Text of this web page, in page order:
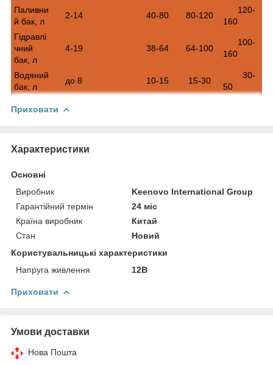
Паливни
й бак, л
2-14 40-80 80-120
120-
160
Гідравлі
чний
бак, л
4-19 38-64 64-100
100-
160
Водяний
бак, л
до 8 10-15 15-30
30-
50
Приховати
Характеристики
Основні
Виробник
Keenovo International Group
Гарантійний термін
24 міс
Країна виробник
Китай
Стан
Новий
Користувальницькі характеристики
Напруга живлення
12В
Приховати
Умови доставки
Нова Пошта